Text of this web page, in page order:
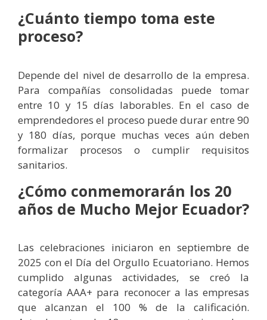
¿Cuánto tiempo toma este
proceso?
Depende del nivel de desarrollo de la empresa.
Para compañías consolidadas puede tomar
entre 10 y 15 días laborables. En el caso de
emprendedores el proceso puede durar entre 90
y 180 días, porque muchas veces aún deben
formalizar procesos o cumplir requisitos
sanitarios.
¿Cómo conmemorarán los 20
años de Mucho Mejor Ecuador?
Las celebraciones iniciaron en septiembre de
2025 con el Día del Orgullo Ecuatoriano. Hemos
cumplido algunas actividades, se creó la
categoría AAA+ para reconocer a las empresas
que alcanzan el 100 % de la calificación.